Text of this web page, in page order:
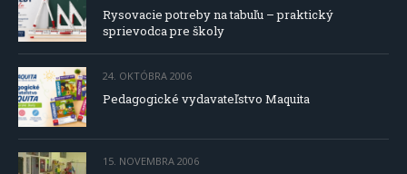
Rysovacie potreby na tabuľu – praktický
sprievodca pre školy
24. OKTÓBRA 2006
Pedagogické vydavateľstvo Maquita
15. NOVEMBRA 2006